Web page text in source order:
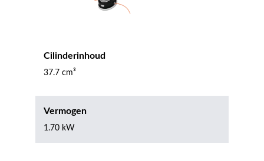
Cilinderinhoud
37.7 cm³
Vermogen
1.70 kW